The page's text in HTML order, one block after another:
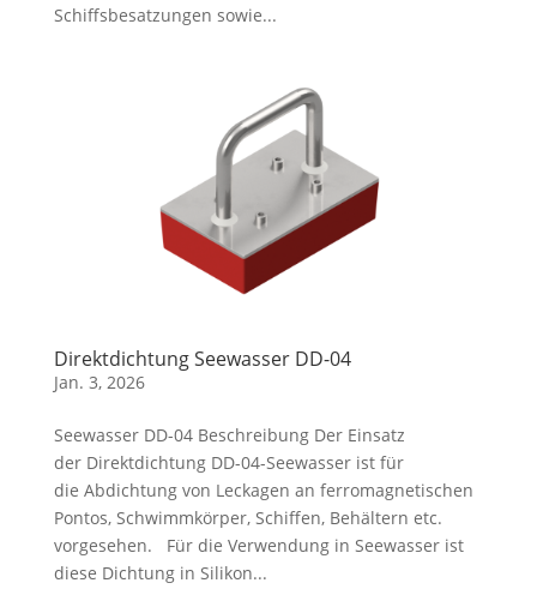
Schiffsbesatzungen sowie...
Direktdichtung Seewasser DD-04
Jan. 3, 2026
Seewasser DD-04 Beschreibung Der Einsatz
der Direktdichtung DD-04-Seewasser ist für
die Abdichtung von Leckagen an ferromagnetischen
Pontos, Schwimmkörper, Schiffen, Behältern etc.
vorgesehen. Für die Verwendung in Seewasser ist
diese Dichtung in Silikon...